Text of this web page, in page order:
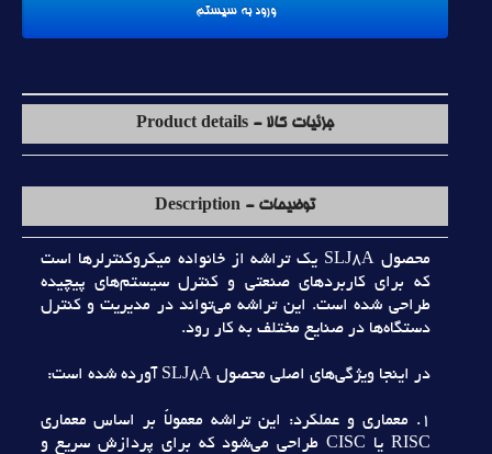
جزئیات کالا - Product details
توضیحات - Description
محصول SLJ8A يک تراشه از خانواده ميکروکنترلرها است
که براي کاربردهاي صنعتي و کنترل سيستم‌هاي پيچيده
طراحي شده است. اين تراشه مي‌تواند در مديريت و کنترل
دستگاه‌ها در صنايع مختلف به کار رود.
در اينجا ويژگي‌هاي اصلي محصول SLJ8A آورده شده است:
1. معماري و عملکرد: اين تراشه معمولاً بر اساس معماري
RISC يا CISC طراحي مي‌شود که براي پردازش سريع و